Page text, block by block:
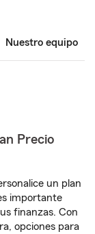
Nuestro equipo
Precio
un plan
importante
finanzas. Con
opciones para